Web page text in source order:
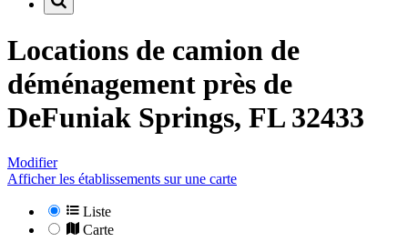
Locations de camion de
déménagement près de
DeFuniak Springs, FL 32433
Modifier
Afficher les établissements sur une carte
Liste
Carte